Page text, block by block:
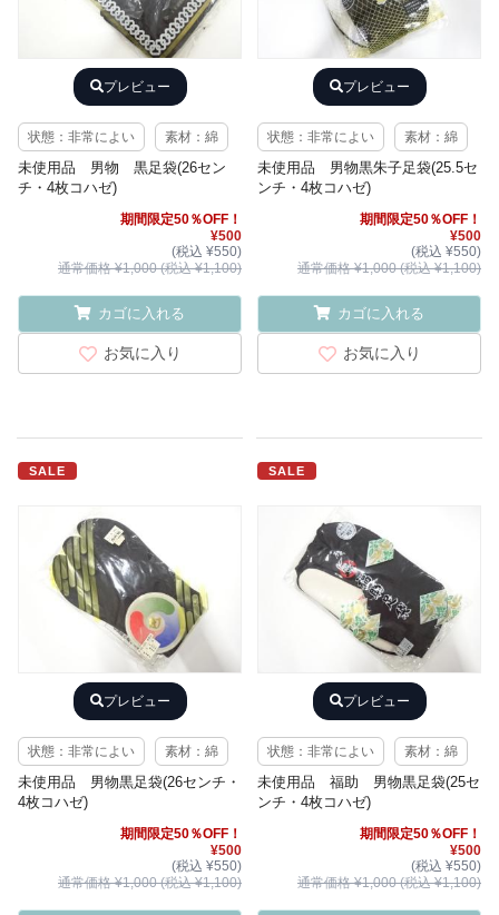
プレビュー
状態：非常によい 素材：綿
未使用品 男物 黒足袋(26セン
チ・4枚コハゼ)
期間限定50％OFF！
¥500
(税込 ¥550)
通常価格 ¥1,000 (税込 ¥1,100)
カゴに入れる
お気に入り
プレビュー
状態：非常によい 素材：綿
未使用品 男物黒朱子足袋(25.5セ
ンチ・4枚コハゼ)
期間限定50％OFF！
¥500
(税込 ¥550)
通常価格 ¥1,000 (税込 ¥1,100)
カゴに入れる
お気に入り
SALE
プレビュー
状態：非常によい 素材：綿
未使用品 男物黒足袋(26センチ・
4枚コハゼ)
期間限定50％OFF！
¥500
(税込 ¥550)
通常価格 ¥1,000 (税込 ¥1,100)
SALE
プレビュー
状態：非常によい 素材：綿
未使用品 福助 男物黒足袋(25セ
ンチ・4枚コハゼ)
期間限定50％OFF！
¥500
(税込 ¥550)
通常価格 ¥1,000 (税込 ¥1,100)